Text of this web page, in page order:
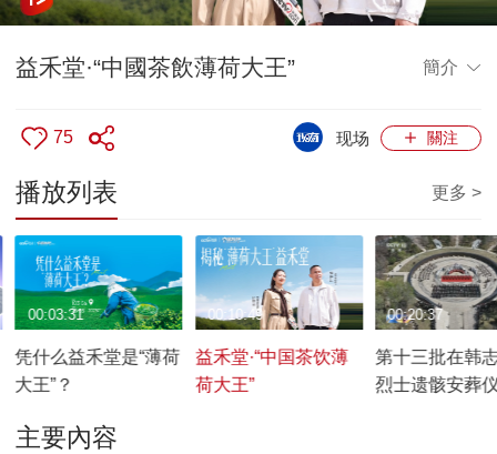
益禾堂·“中國茶飲薄荷大王” 簡介
75 關注
现场
播放列表 更多 >
凭什么益禾堂是“薄荷
大王”？
00:03:31
益禾堂·“中国茶饮薄
荷大王”
00:10:49
第十三批在韩
烈士遗骸安葬
00:20:37
主要內容